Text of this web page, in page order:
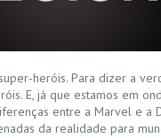
heróis. Para dizer a
E, já que estamos em
entre a Marvel e a
da realidade para